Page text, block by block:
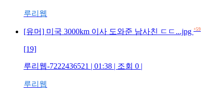
루리웹
[유머] 미국 3000km 이사 도와준 남사친 ㄷㄷ...jpg +59
[19]
루리웹-7222436521 | 01:38 | 조회 0 |
루리웹